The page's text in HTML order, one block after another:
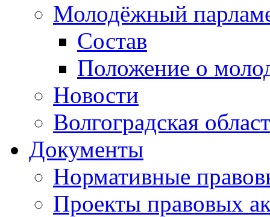
Молодёжный
Состав
Положение о
Новости
Волгоградская
Документы
Нормативные
Проекты правовых